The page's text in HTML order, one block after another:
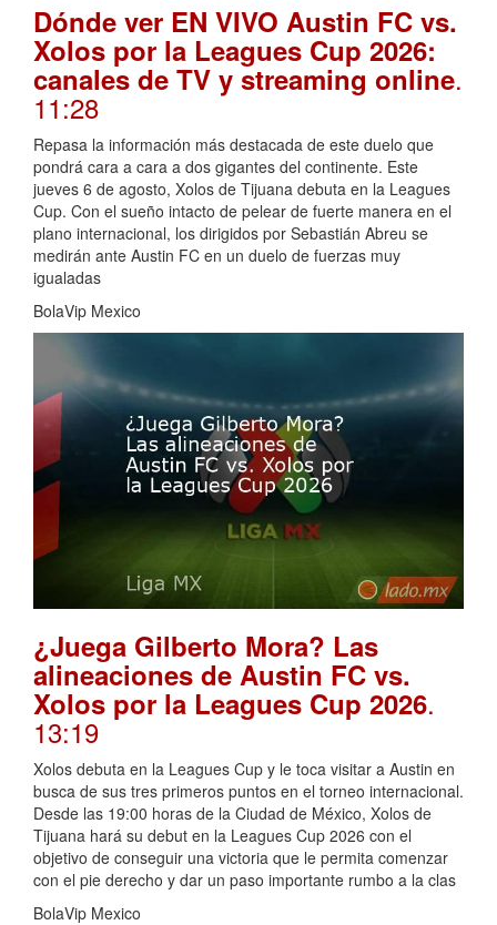
Dónde ver EN VIVO Austin FC vs.
Xolos por la Leagues Cup 2026:
canales de TV y streaming online.
11:28
Repasa la información más destacada de este duelo que
pondrá cara a cara a dos gigantes del continente. Este
jueves 6 de agosto, Xolos de Tijuana debuta en la Leagues
Cup. Con el sueño intacto de pelear de fuerte manera en el
plano internacional, los dirigidos por Sebastián Abreu se
medirán ante Austin FC en un duelo de fuerzas muy
igualadas
BolaVip Mexico
¿Juega Gilberto Mora? Las
alineaciones de Austin FC vs.
Xolos por la Leagues Cup 2026.
13:19
Xolos debuta en la Leagues Cup y le toca visitar a Austin en
busca de sus tres primeros puntos en el torneo internacional.
Desde las 19:00 horas de la Ciudad de México, Xolos de
Tijuana hará su debut en la Leagues Cup 2026 con el
objetivo de conseguir una victoria que le permita comenzar
con el pie derecho y dar un paso importante rumbo a la clas
BolaVip Mexico